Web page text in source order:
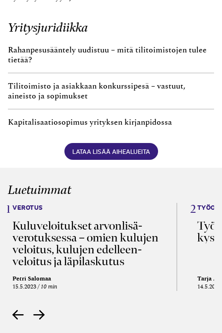
Yritysjuridiikka
Rahanpesusääntely uudistuu – mitä tilitoimistojen tulee
tietää?
Tilitoimisto ja asiakkaan konkurssipesä – vastuut,
aineisto ja sopimukset
Kapitalisaatiosopimus yrityksen kirjanpidossa
LATAA LISÄÄ AIHEALUEITA
Luetuimmat
VEROTUS
Kulu­veloitukset arvon­lisä­
verotuksessa – omien kulujen
veloitus, kulujen edelleen­
veloitus ja läpi­laskutus
Petri Salomaa
15.5.2023 10 min
Tarja
14.5.2021